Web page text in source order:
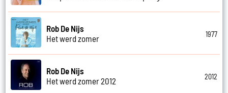
Rob De Nijs
Het werd zomer
1977
Rob De Nijs
Het werd zomer 2012
2012